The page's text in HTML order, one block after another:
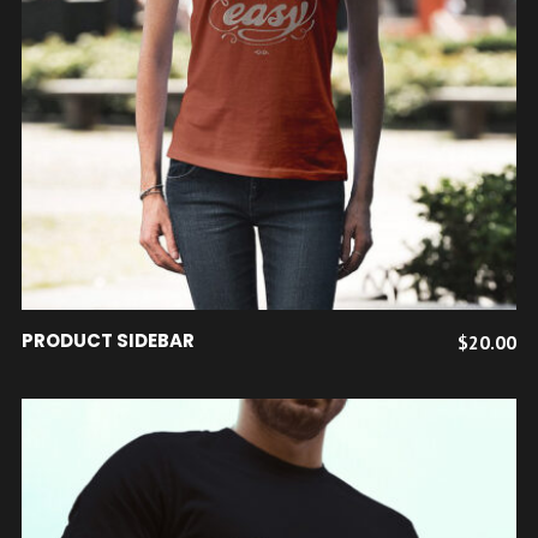
AJOUTER AU PANIER
PRODUCT SIDEBAR $20.00